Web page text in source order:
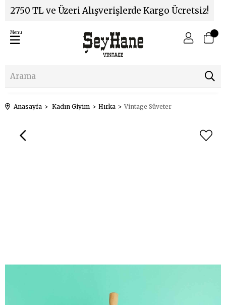
2750 TL ve Üzeri Alışverişlerde Kargo Ücretsiz!
Menu
Anasayfa Kadın Giyim Hırka Vintage Süveter